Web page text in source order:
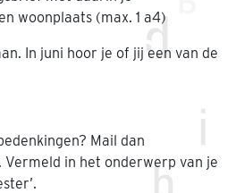
woonplaats (max. 1 a4)
In juni hoor je of jij een van de
Mail dan
Vermeld in het onderwerp van je